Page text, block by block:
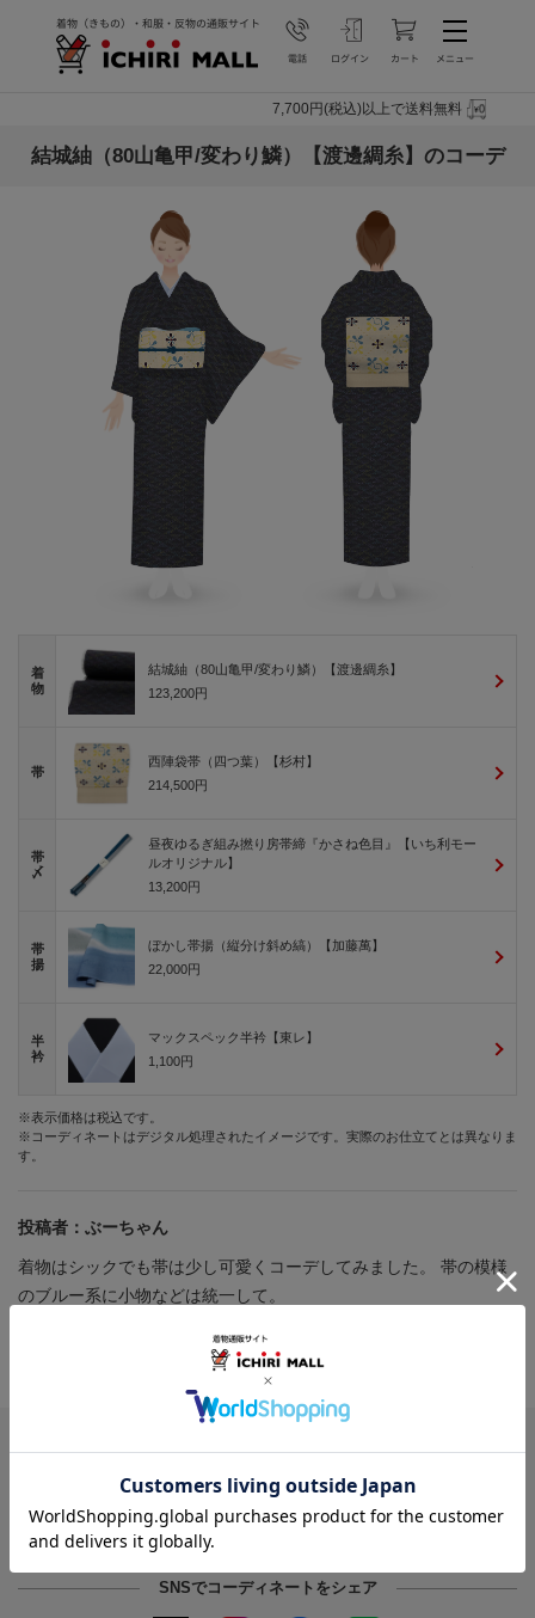
7,700円(税込)以上で送料無料
結城紬（80山亀甲/変わり鱗）【渡邊綢糸】のコーデ
着
物
結城紬（80山亀甲/変わり鱗）【渡邊綢糸】
123,200円
帯
西陣袋帯（四つ葉）【杉村】
214,500円
帯
〆
昼夜ゆるぎ組み撚り房帯締『かさね色目』【いち利モー
ルオリジナル】
13,200円
帯
揚
ぼかし帯揚（縦分け斜め縞）【加藤萬】
22,000円
半
衿
マックスペック半衿【東レ】
1,100円
※表示価格は税込です。
※コーディネートはデジタル処理されたイメージです。実際のお仕立てとは異なりま
す。
投稿者： ぶーちゃん
着物はシックでも帯は少し可愛くコーデしてみました。 帯の模様
のブルー系に小物などは統一して。
投稿日：
※Chrome、Safariなどのブラウザからご利用ください
SNSでコーディネートをシェア